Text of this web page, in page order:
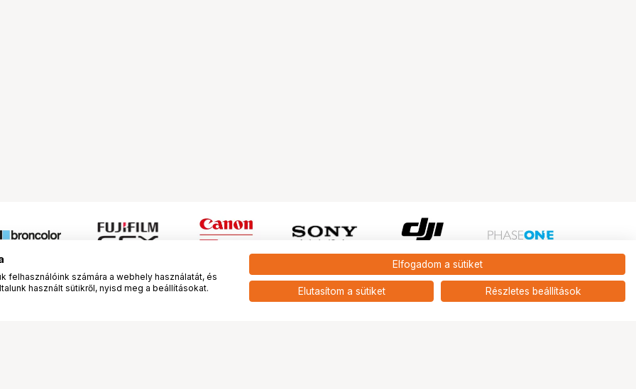
Ugrás az oldal tetejére
számára a webhely használatát, és
használt sütikről, nyisd meg a beállításokat.
Elfogadom a sütiket
Elutasítom a sütiket Részletes beállítások